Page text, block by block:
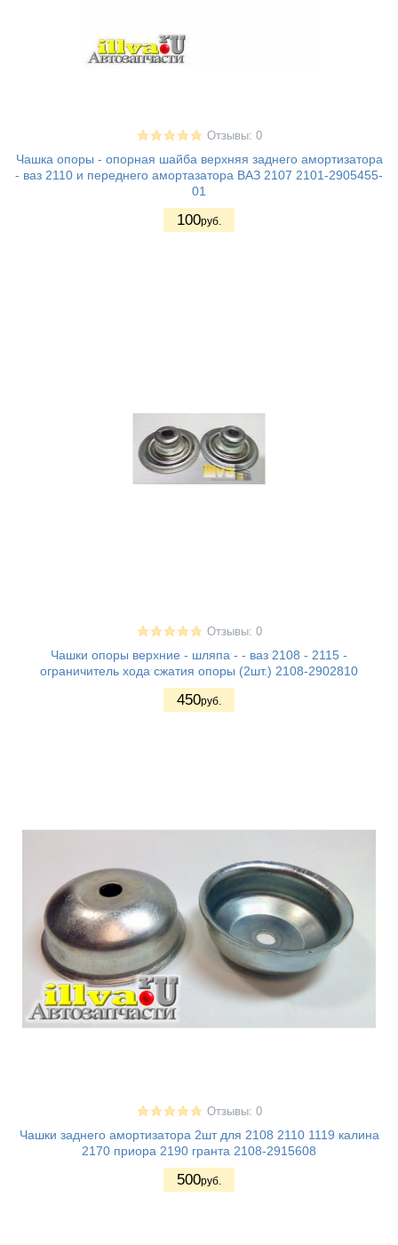
Отзывы: 0
Чашка опоры - опорная шайба верхняя заднего амортизатора
- ваз 2110 и переднего амортазатора ВАЗ 2107 2101-2905455-
01
100руб.
Отзывы: 0
Чашки опоры верхние - шляпа - - ваз 2108 - 2115 -
ограничитель хода сжатия опоры (2шт.) 2108-2902810
450руб.
Отзывы: 0
Чашки заднего амортизатора 2шт для 2108 2110 1119 калина
2170 приора 2190 гранта 2108-2915608
500руб.